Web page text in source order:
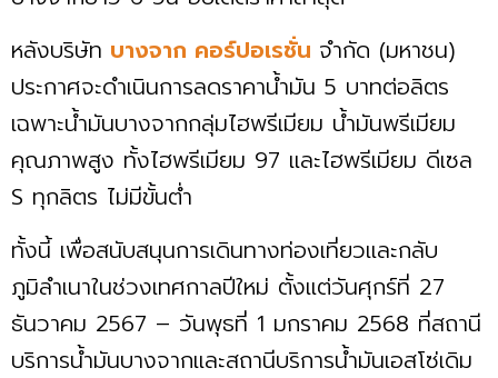
หลังบริษัท บางจาก คอร์ปอเรชั่น จำกัด (มหาชน)
ประกาศจะดำเนินการลดราคาน้ำมัน 5 บาทต่อลิตร
เฉพาะน้ำมันบางจากกลุ่มไฮพรีเมียม น้ำมันพรีเมียม
คุณภาพสูง ทั้งไฮพรีเมียม 97 และไฮพรีเมียม ดีเซล
S ทุกลิตร ไม่มีขั้นต่ำ
ทั้งนี้ เพื่อสนับสนุนการเดินทางท่องเที่ยวและกลับ
ภูมิลำเนาในช่วงเทศกาลปีใหม่ ตั้งแต่วันศุกร์ที่ 27
ธันวาคม 2567 – วันพุธที่ 1 มกราคม 2568 ที่สถานี
บริการน้ำมันบางจากและสถานีบริการน้ำมันเอสโซ่เดิม